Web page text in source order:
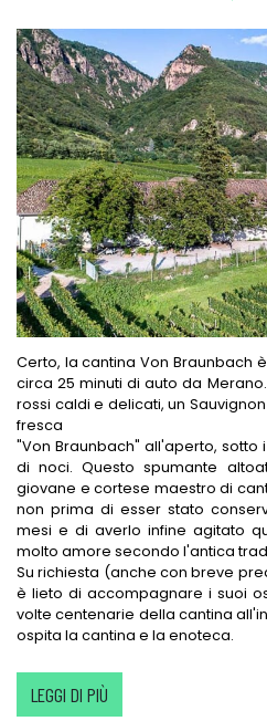
Certo, la cantina Von Braunbach
circa 25 minuti di auto da
rossi caldi e delicati, un
fresca
"Von Braunbach" all'aperto,
di noci. Questo spumante
giovane e cortese maestro di
non prima di esser stato
mesi e di averlo infine agitato
molto amore secondo l'antica
Su richiesta (anche con breve
è lieto di accompagnare i suoi
volte centenarie della cantina
ospita la cantina e la enoteca.
LEGGI DI PIÙ